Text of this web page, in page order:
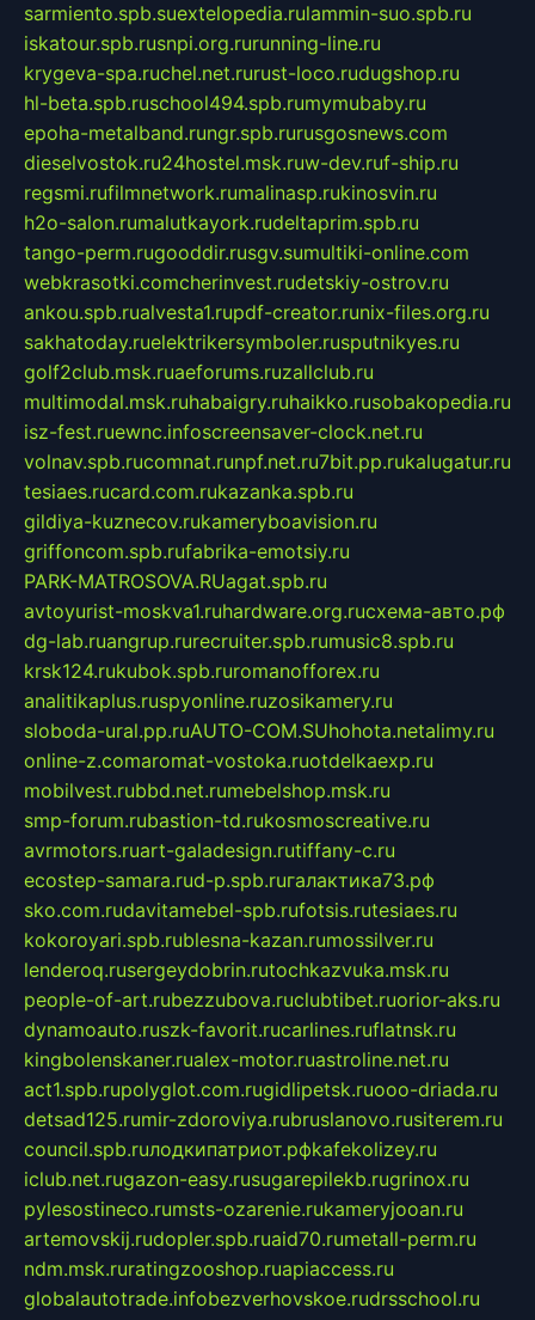
sarmiento.spb.suextelopedia.rulammin-suo.spb.ru
iskatour.spb.rusnpi.org.rurunning-line.ru
krygeva-spa.ruchel.net.rurust-loco.rudugshop.ru
hl-beta.spb.ruschool494.spb.rumymubaby.ru
epoha-metalband.rungr.spb.rurusgosnews.com
dieselvostok.ru24hostel.msk.ruw-dev.ruf-ship.ru
regsmi.rufilmnetwork.rumalinasp.rukinosvin.ru
h2o-salon.rumalutkayork.rudeltaprim.spb.ru
tango-perm.rugooddir.rusgv.sumultiki-online.com
webkrasotki.comcherinvest.rudetskiy-ostrov.ru
ankou.spb.rualvesta1.rupdf-creator.runix-files.org.ru
sakhatoday.ruelektrikersymboler.rusputnikyes.ru
golf2club.msk.ruaeforums.ruzallclub.ru
multimodal.msk.ruhabaigry.ruhaikko.rusobakopedia.ru
isz-fest.ruewnc.infoscreensaver-clock.net.ru
volnav.spb.rucomnat.runpf.net.ru7bit.pp.rukalugatur.ru
tesiaes.rucard.com.rukazanka.spb.ru
gildiya-kuznecov.rukameryboavision.ru
griffoncom.spb.rufabrika-emotsiy.ru
PARK-MATROSOVA.RUagat.spb.ru
avtoyurist-moskva1.ruhardware.org.ruсхема-авто.рф
dg-lab.ruangrup.rurecruiter.spb.rumusic8.spb.ru
krsk124.rukubok.spb.ruromanofforex.ru
analitikaplus.ruspyonline.ruzosikamery.ru
sloboda-ural.pp.ruAUTO-COM.SUhohota.netalimy.ru
online-z.comaromat-vostoka.ruotdelkaexp.ru
mobilvest.rubbd.net.rumebelshop.msk.ru
smp-forum.rubastion-td.rukosmoscreative.ru
avrmotors.ruart-galadesign.rutiffany-c.ru
ecostep-samara.rud-p.spb.ruгалактика73.рф
sko.com.rudavitamebel-spb.rufotsis.rutesiaes.ru
kokoroyari.spb.rublesna-kazan.rumossilver.ru
lenderoq.rusergeydobrin.rutochkazvuka.msk.ru
people-of-art.rubezzubova.ruclubtibet.ruorior-aks.ru
dynamoauto.ruszk-favorit.rucarlines.ruflatnsk.ru
kingbolenskaner.rualex-motor.ruastroline.net.ru
act1.spb.rupolyglot.com.rugidlipetsk.ruooo-driada.ru
detsad125.rumir-zdoroviya.rubruslanovo.rusiterem.ru
council.spb.ruлодкипатриот.рфkafekolizey.ru
iclub.net.rugazon-easy.rusugarepilekb.rugrinox.ru
pylesostineco.rumsts-ozarenie.rukameryjooan.ru
artemovskij.rudopler.spb.ruaid70.rumetall-perm.ru
ndm.msk.ruratingzooshop.ruapiaccess.ru
globalautotrade.infobezverhovskoe.rudrsschool.ru